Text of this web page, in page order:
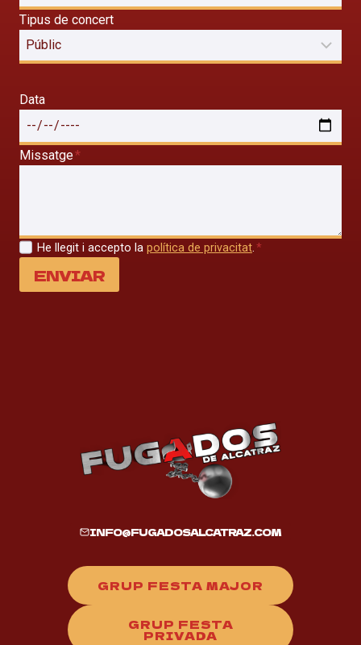
Tipus de concert
Data
Missatge*
He llegit i accepto la política de privacitat.*
ENVIAR
INFO@FUGADOSALCATRAZ.COM
GRUP FESTA MAJOR
GRUP FESTA
PRIVADA